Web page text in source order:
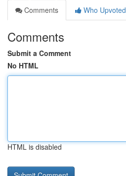
Comments
Who Upvoted
Comments
Submit a Comment
No HTML
HTML is disabled